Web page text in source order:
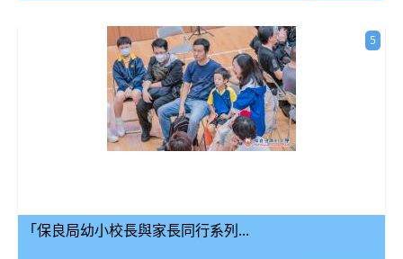
「保良局幼小校長與家長同行系列...
5